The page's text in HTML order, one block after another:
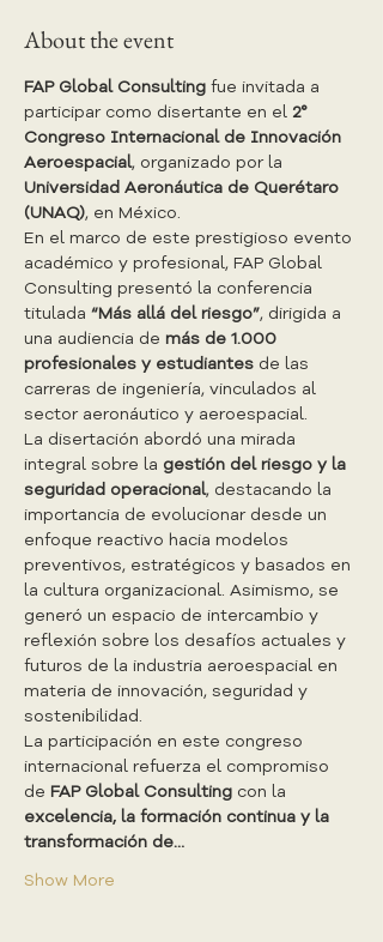
About the event
FAP Global Consulting fue invitada a
participar como disertante en el 2°
Congreso Internacional de Innovación
Aeroespacial, organizado por la
Universidad Aeronáutica de Querétaro
(UNAQ), en México.
En el marco de este prestigioso evento
académico y profesional, FAP Global
Consulting presentó la conferencia
titulada “Más allá del riesgo”, dirigida a
una audiencia de más de 1.000
profesionales y estudiantes de las
carreras de ingeniería, vinculados al
sector aeronáutico y aeroespacial.
La disertación abordó una mirada
integral sobre la gestión del riesgo y la
seguridad operacional, destacando la
importancia de evolucionar desde un
enfoque reactivo hacia modelos
preventivos, estratégicos y basados en
la cultura organizacional. Asimismo, se
generó un espacio de intercambio y
reflexión sobre los desafíos actuales y
futuros de la industria aeroespacial en
materia de innovación, seguridad y
sostenibilidad.
La participación en este congreso
internacional refuerza el compromiso
de FAP Global Consulting con la
excelencia, la formación continua y la
transformación de…
Show More